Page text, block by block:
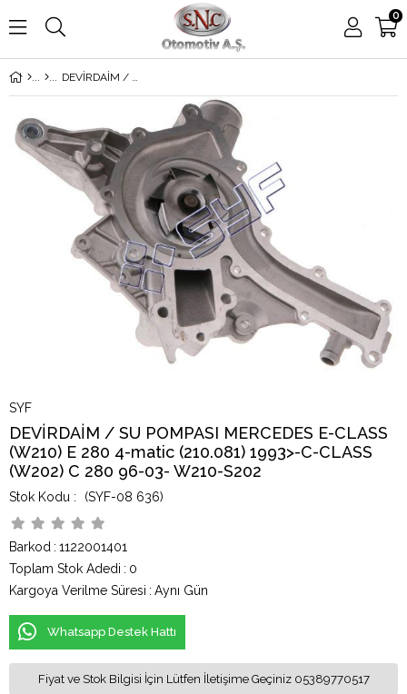
0
DEVİRDAİM / SU POMPASI MERCEDES E-CLASS (W210) E 280 4-matic (210.081) 1993>-C-CLASS (W202) C 280 96-03- W210-S202
SYF
DEVİRDAİM / SU POMPASI MERCEDES E-CLASS
(W210) E 280 4-matic (210.081) 1993>-C-CLASS
(W202) C 280 96-03- W210-S202
(SYF-08 636)
Barkod : 1122001401
Toplam Stok Adedi : 0
Kargoya Verilme Süresi : Aynı Gün
Whatsapp Destek Hattı
Fiyat ve Stok Bilgisi İçin Lütfen İletişime Geçiniz 05389770517